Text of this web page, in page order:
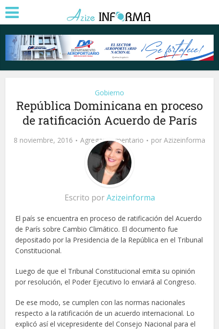
Gobierno
República Dominicana en proceso
de ratificación Acuerdo de París
8 noviembre, 2016 Agregar comentario por Azizeinforma
Escrito porAzizeinforma
El país se encuentra en proceso de ratificación del Acuerdo
de París sobre Cambio Climático. El documento fue
depositado por la Presidencia de la República en el Tribunal
Constitucional.
Luego de que el Tribunal Constitucional emita su opinión
por resolución, el Poder Ejecutivo lo enviará al Congreso.
De ese modo, se cumplen con las normas nacionales
respecto a la ratificación de un acuerdo internacional. Lo
explicó así el vicepresidente del Consejo Nacional para el